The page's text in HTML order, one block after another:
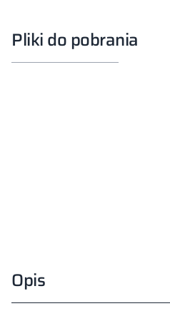
Pliki do pobrania
Opis